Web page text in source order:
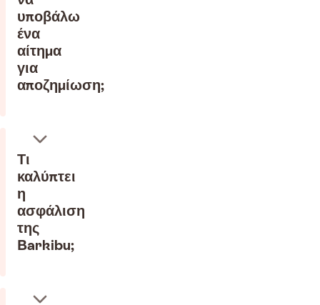
υποβάλω
ένα
αίτημα
για
αποζημίωση;
Τι
καλύπτει
η
ασφάλιση
της
Barkibu;